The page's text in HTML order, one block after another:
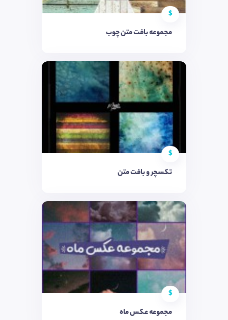
$
مجموعه بافت متن چوب
$
تکسچر و بافت متن
$
مجموعه عکس ماه